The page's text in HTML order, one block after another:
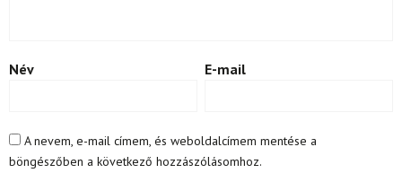
Név E-mail
A nevem, e-mail címem, és weboldalcímem mentése a
böngészőben a következő hozzászólásomhoz.